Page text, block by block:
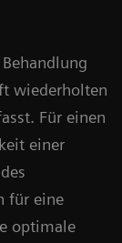
wiederholten
Für einen
einer
für eine
optimale